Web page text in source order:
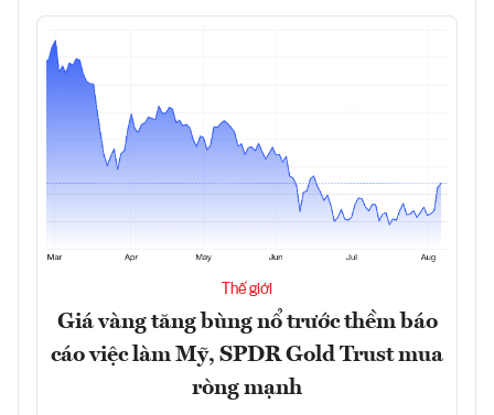
Thế giới
Giá vàng tăng bùng nổ trước thềm báo
cáo việc làm Mỹ, SPDR Gold Trust mua
ròng mạnh